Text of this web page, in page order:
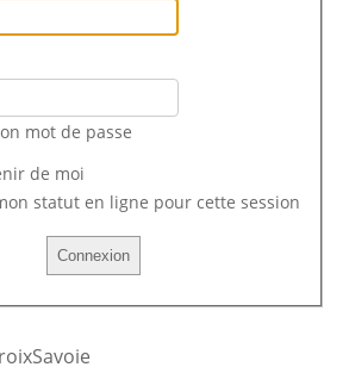
mot de passe
de moi
statut en ligne pour cette session